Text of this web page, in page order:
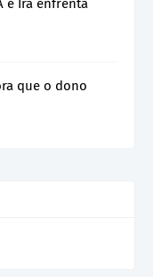
e Irã enfrenta
que o dono